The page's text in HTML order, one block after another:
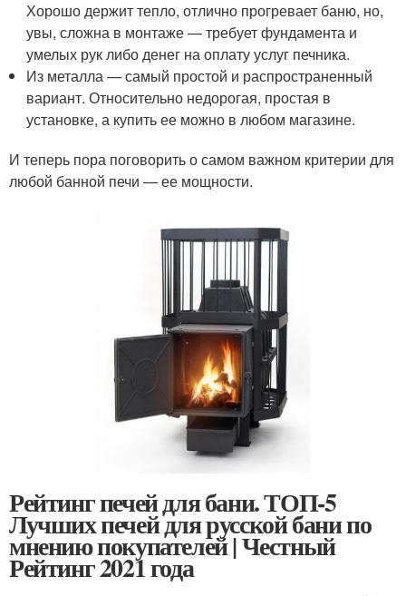
Хорошо держит тепло, отлично прогревает баню, но,
увы, сложна в монтаже — требует фундамента и
умелых рук либо денег на оплату услуг печника.
Из металла — самый простой и распространенный
вариант. Относительно недорогая, простая в
установке, а купить ее можно в любом магазине.
И теперь пора поговорить о самом важном критерии для
любой банной печи — ее мощности.
Рейтинг печей для бани. ТОП-5
Лучших печей для русской бани по
мнению покупателей | Честный
Рейтинг 2021 года